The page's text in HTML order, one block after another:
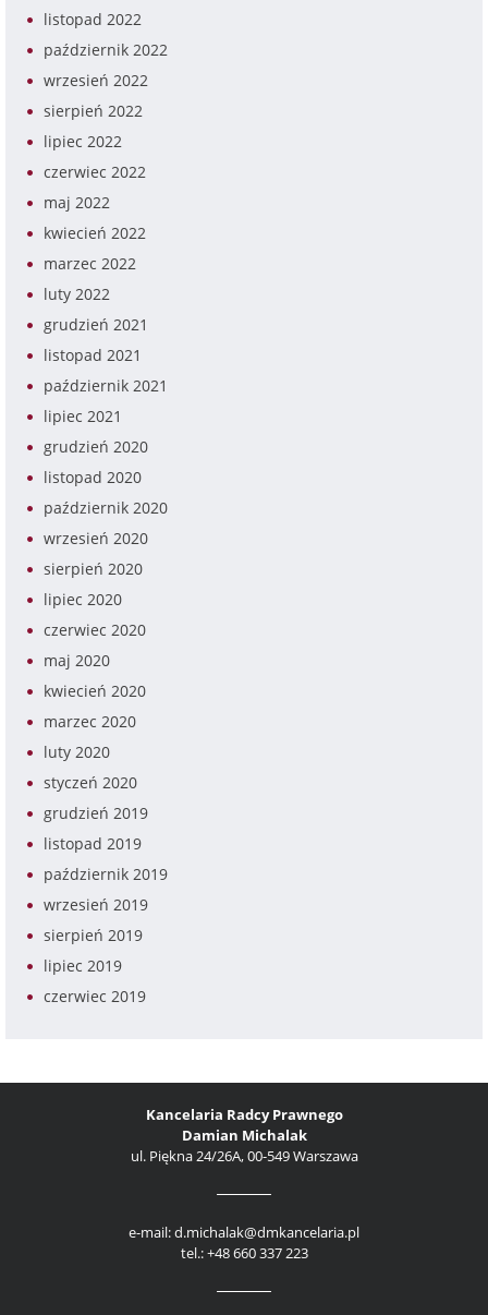
listopad 2022
październik 2022
wrzesień 2022
sierpień 2022
lipiec 2022
czerwiec 2022
maj 2022
kwiecień 2022
marzec 2022
luty 2022
grudzień 2021
listopad 2021
październik 2021
lipiec 2021
grudzień 2020
listopad 2020
październik 2020
wrzesień 2020
sierpień 2020
lipiec 2020
czerwiec 2020
maj 2020
kwiecień 2020
marzec 2020
luty 2020
styczeń 2020
grudzień 2019
listopad 2019
październik 2019
wrzesień 2019
sierpień 2019
lipiec 2019
czerwiec 2019
Kancelaria Radcy Prawnego
Damian Michalak
ul. Piękna 24/26A, 00-549 Warszawa
e-mail: d.michalak@dmkancelaria.pl
tel.: +48 660 337 223